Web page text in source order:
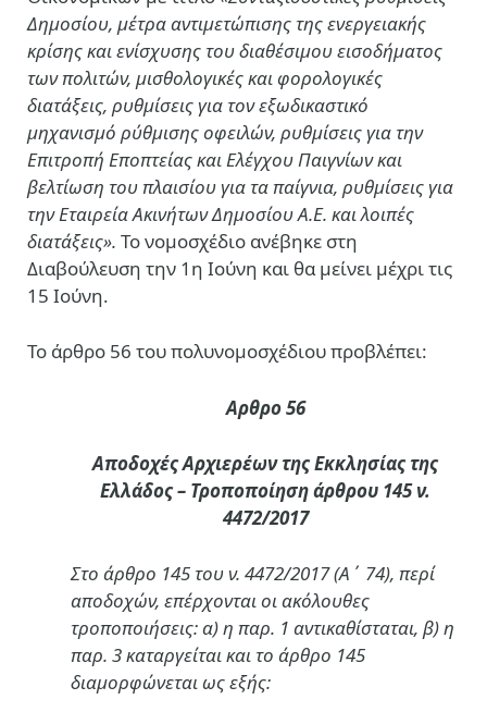
Δημοσίου, μέτρα αντιμετώπισης της ενεργειακής
κρίσης και ενίσχυσης του διαθέσιμου εισοδήματος
των πολιτών, μισθολογικές και φορολογικές
διατάξεις, ρυθμίσεις για τον εξωδικαστικό
μηχανισμό ρύθμισης οφειλών, ρυθμίσεις για την
Επιτροπή Εποπτείας και Ελέγχου Παιγνίων και
βελτίωση του πλαισίου για τα παίγνια, ρυθμίσεις για
την Εταιρεία Ακινήτων Δημοσίου Α.Ε. και λοιπές
διατάξεις». Το νομοσχέδιο ανέβηκε στη
Διαβούλευση την 1η Ιούνη και θα μείνει μέχρι τις
15 Ιούνη.
Το άρθρο 56 του πολυνομοσχέδιου προβλέπει:
Αρθρο 56
Αποδοχές Αρχιερέων της Εκκλησίας της
Ελλάδος – Τροποποίηση άρθρου 145 ν.
4472/2017
Στο άρθρο 145 του ν. 4472/2017 (Α΄ 74), περί
αποδοχών, επέρχονται οι ακόλουθες
τροποποιήσεις: α) η παρ. 1 αντικαθίσταται, β) η
παρ. 3 καταργείται και το άρθρο 145
διαμορφώνεται ως εξής: